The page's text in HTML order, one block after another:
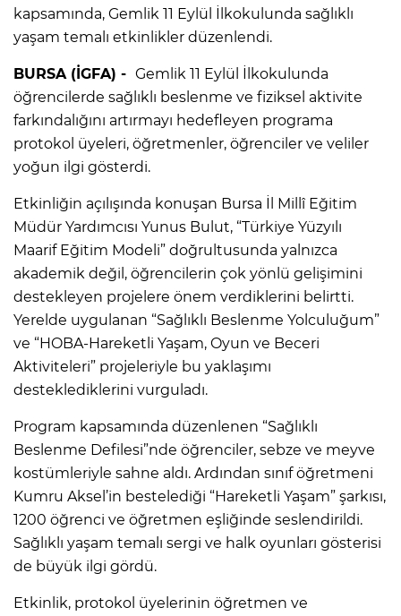
kapsamında, Gemlik 11 Eylül İlkokulunda sağlıklı
yaşam temalı etkinlikler düzenlendi.
BURSA (İGFA) - Gemlik 11 Eylül İlkokulunda
öğrencilerde sağlıklı beslenme ve fiziksel aktivite
farkındalığını artırmayı hedefleyen programa
protokol üyeleri, öğretmenler, öğrenciler ve veliler
yoğun ilgi gösterdi.
Etkinliğin açılışında konuşan Bursa İl Millî Eğitim
Müdür Yardımcısı Yunus Bulut, “Türkiye Yüzyılı
Maarif Eğitim Modeli” doğrultusunda yalnızca
akademik değil, öğrencilerin çok yönlü gelişimini
destekleyen projelere önem verdiklerini belirtti.
Yerelde uygulanan “Sağlıklı Beslenme Yolculuğum”
ve “HOBA-Hareketli Yaşam, Oyun ve Beceri
Aktiviteleri” projeleriyle bu yaklaşımı
desteklediklerini vurguladı.
Program kapsamında düzenlenen “Sağlıklı
Beslenme Defilesi”nde öğrenciler, sebze ve meyve
kostümleriyle sahne aldı. Ardından sınıf öğretmeni
Kumru Aksel’in bestelediği “Hareketli Yaşam” şarkısı,
1200 öğrenci ve öğretmen eşliğinde seslendirildi.
Sağlıklı yaşam temalı sergi ve halk oyunları gösterisi
de büyük ilgi gördü.
Etkinlik, protokol üyelerinin öğretmen ve